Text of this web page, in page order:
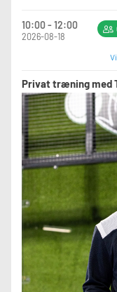
10:00 - 12:00
2026-08-18
Privat træning med